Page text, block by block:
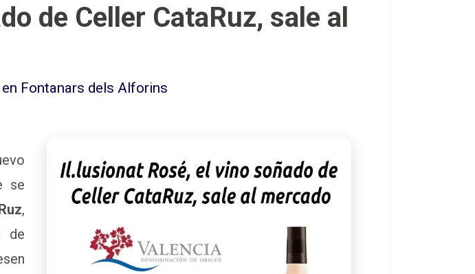
de Celler CataRuz, sale al
Fontanars dels Alforins
se
,
de